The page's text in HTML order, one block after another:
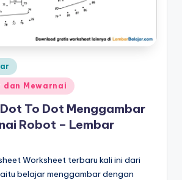
dan Mewarnai
To Dot Menggambar
Robot – Lembar
Worksheet terbaru kali ini dari
belajar menggambar dengan